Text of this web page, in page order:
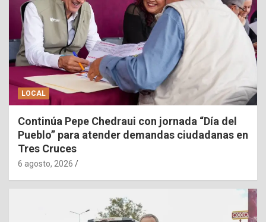
LOCAL
Continúa Pepe Chedraui con jornada “Día del
Pueblo” para atender demandas ciudadanas en
Tres Cruces
6 agosto, 2026